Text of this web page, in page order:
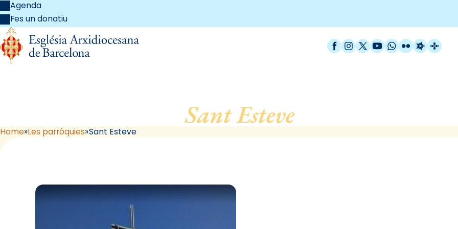
Agenda
Fes un donatiu
Facebook
Instagram
X / Twitter
YouTube
WhatsApp
FlickrRadio
Sant Esteve, de Barcelona
Home Les parròquies Sant Esteve